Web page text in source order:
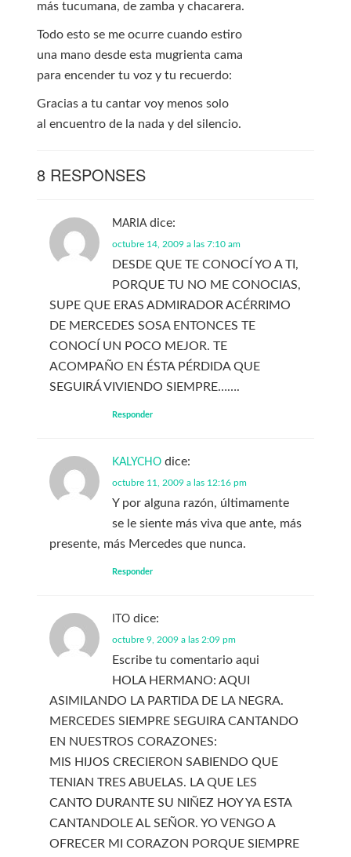
más tucumana, de zamba y chacarera.
Todo esto se me ocurre cuando estiro
una mano desde esta mugrienta cama
para encender tu voz y tu recuerdo:
Gracias a tu cantar voy menos solo
al encuentro de la nada y del silencio.
8 RESPONSES
MARIA dice:
octubre 14, 2009 a las 7:10 am
DESDE QUE TE CONOCÍ YO A TI,
PORQUE TU NO ME CONOCIAS,
SUPE QUE ERAS ADMIRADOR ACÉRRIMO
DE MERCEDES SOSA ENTONCES TE
CONOCÍ UN POCO MEJOR. TE
ACOMPAÑO EN ÉSTA PÉRDIDA QUE
SEGUIRÁ VIVIENDO SIEMPRE…….
Responder
KALYCHO dice:
octubre 11, 2009 a las 12:16 pm
Y por alguna razón, últimamente
se le siente más viva que ante, más
presente, más Mercedes que nunca.
Responder
ITO dice:
octubre 9, 2009 a las 2:09 pm
Escribe tu comentario aqui
HOLA HERMANO: AQUI
ASIMILANDO LA PARTIDA DE LA NEGRA.
MERCEDES SIEMPRE SEGUIRA CANTANDO
EN NUESTROS CORAZONES:
MIS HIJOS CRECIERON SABIENDO QUE
TENIAN TRES ABUELAS. LA QUE LES
CANTO DURANTE SU NIÑEZ HOY YA ESTA
CANTANDOLE AL SEÑOR. YO VENGO A
OFRECER MI CORAZON PORQUE SIEMPRE